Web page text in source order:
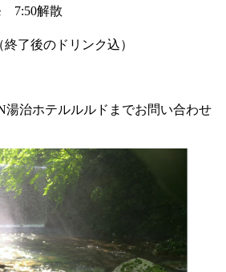
7:50解散
了後のドリンク込）
湯治ホテルルルドまでお問い合わせ